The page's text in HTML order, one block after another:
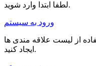
لطفا ابتدا وارد شوید.
ورود به سیستم
از لیست علاقه مندی ها
ایجاد کنید.